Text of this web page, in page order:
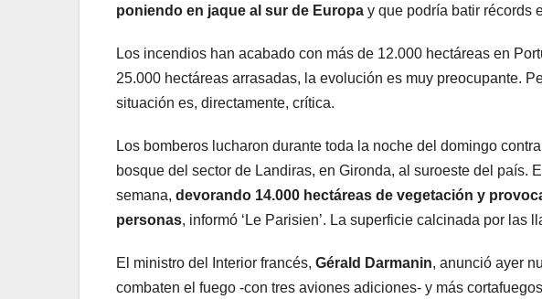
poniendo en jaque al sur de Europa y que podría batir récords
Los incendios han acabado con más de 12.000 hectáreas en
25.000 hectáreas arrasadas, la evolución es muy preocupante.
situación es, directamente, crítica.
Los bomberos lucharon durante toda la noche del domingo
bosque del sector de Landiras, en Gironda, al suroeste del país.
semana, devorando 14.000 hectáreas de vegetación y
personas, informó ‘Le Parisien’. La superficie calcinada por las
El ministro del Interior francés, Gérald Darmanin, anunció ayer
combaten el fuego -con tres aviones adiciones- y más